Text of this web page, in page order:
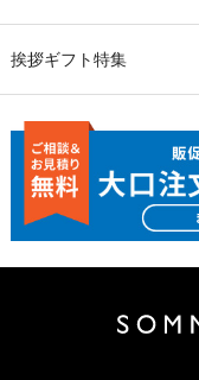
挨拶ギフト特集